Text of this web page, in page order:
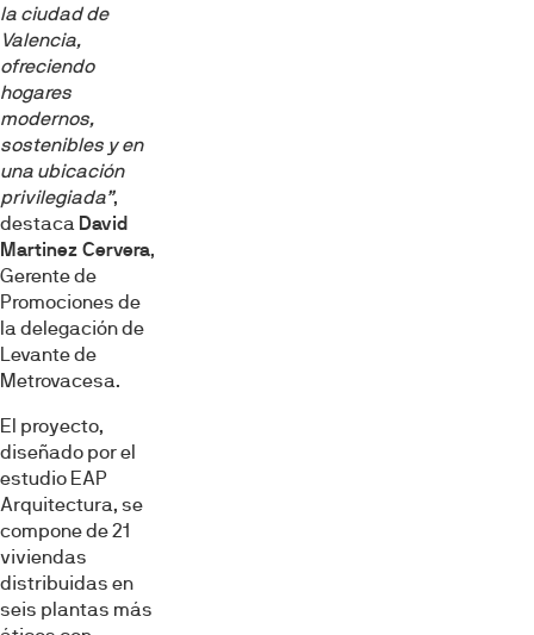
la ciudad de
Valencia,
ofreciendo
hogares
modernos,
sostenibles y en
una ubicación
privilegiada”,
destaca David
Martinez Cervera,
Gerente de
Promociones de
la delegación de
Levante de
Metrovacesa.
El proyecto,
diseñado por el
estudio EAP
Arquitectura, se
compone de 21
viviendas
distribuidas en
seis plantas más